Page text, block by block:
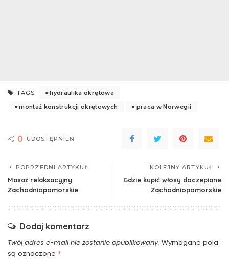
TAGS:
hydraulika okrętowa
montaż konstrukcji okrętowych
praca w Norwegii
0 UDOSTĘPNIEŃ
POPRZEDNI ARTYKUŁ
Masaż relaksacyjny
Zachodniopomorskie
KOLEJNY ARTYKUŁ
Gdzie kupić włosy doczepiane
Zachodniopomorskie
Dodaj komentarz
Twój adres e-mail nie zostanie opublikowany. Wymagane pola
są oznaczone *